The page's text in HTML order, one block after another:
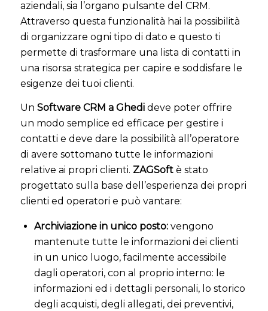
aziendali, sia l’organo pulsante del CRM.
Attraverso questa funzionalità hai la possibilità
di organizzare ogni tipo di dato e questo ti
permette di trasformare una lista di contatti in
una risorsa strategica per capire e soddisfare le
esigenze dei tuoi clienti.
Un Software CRM a Ghedideve poter offrire
un modo semplice ed efficace per gestire i
contatti e deve dare la possibilità all’operatore
di avere sottomano tutte le informazioni
relative ai propri clienti. ZAGSoftè stato
progettato sulla base dell’esperienza dei propri
clienti ed operatori e può vantare:
Archiviazione in unico posto:vengono
mantenute tutte le informazioni dei clienti
in un unico luogo, facilmente accessibile
dagli operatori, con al proprio interno: le
informazioni ed i dettagli personali, lo storico
degli acquisti, degli allegati, dei preventivi,